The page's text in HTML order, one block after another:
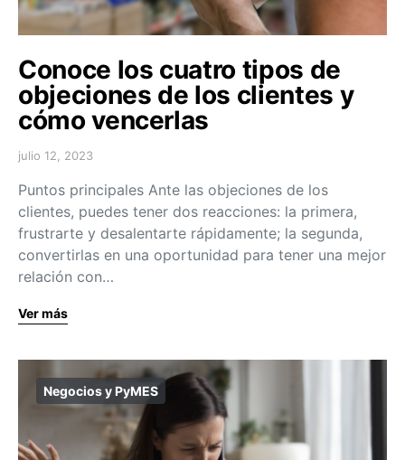
Conoce los cuatro tipos de
objeciones de los clientes y
cómo vencerlas
julio 12, 2023
Puntos principales Ante las objeciones de los
clientes, puedes tener dos reacciones: la primera,
frustrarte y desalentarte rápidamente; la segunda,
convertirlas en una oportunidad para tener una mejor
relación con…
Ver más
Negocios y PyMES